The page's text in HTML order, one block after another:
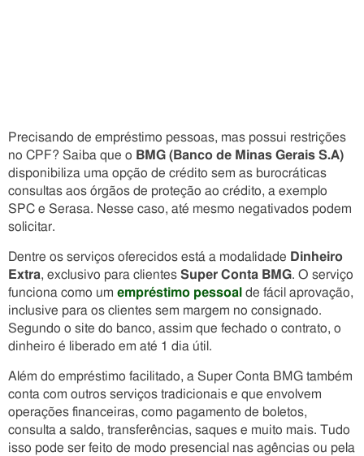
Precisando de empréstimo pessoas, mas possui restrições
no CPF? Saiba que o BMG (Banco de Minas Gerais S.A)
disponibiliza uma opção de crédito sem as burocráticas
consultas aos órgãos de proteção ao crédito, a exemplo
SPC e Serasa. Nesse caso, até mesmo negativados podem
solicitar.
Dentre os serviços oferecidos está a modalidade Dinheiro
Extra, exclusivo para clientes Super Conta BMG. O serviço
funciona como um empréstimo pessoal de fácil aprovação,
inclusive para os clientes sem margem no consignado.
Segundo o site do banco, assim que fechado o contrato, o
dinheiro é liberado em até 1 dia útil.
Além do empréstimo facilitado, a Super Conta BMG também
conta com outros serviços tradicionais e que envolvem
operações financeiras, como pagamento de boletos,
consulta a saldo, transferências, saques e muito mais. Tudo
isso pode ser feito de modo presencial nas agências ou pela